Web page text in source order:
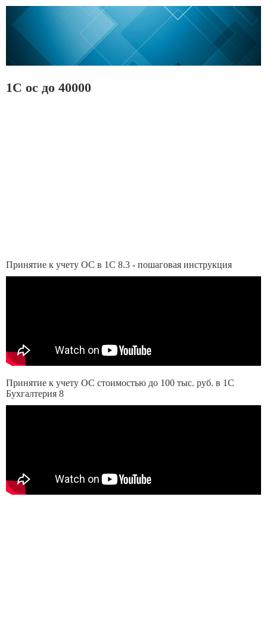
1С ос до 40000
Принятие к учету ОС в 1С 8.3 - пошаговая инструкция
Принятие к учету ОС стоимостью до 100 тыс. руб. в 1С
Бухгалтерия 8